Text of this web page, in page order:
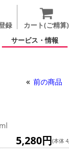
録 カート(ご精算)
サービス・情報
前の商品
5,280円(本体